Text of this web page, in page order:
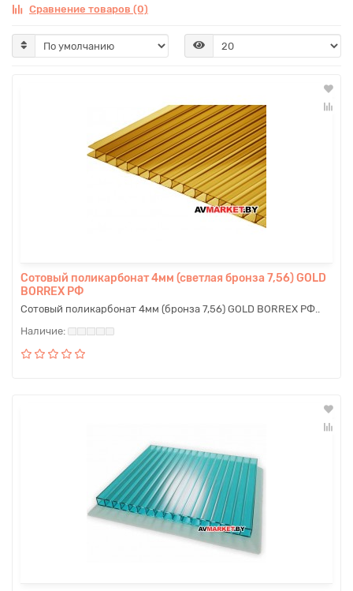
Сравнение товаров (0)
Сотовый поликарбонат 4мм (светлая бронза 7,56) GOLD
BORREX РФ
Сотовый поликарбонат 4мм (бронза 7,56) GOLD BORREX РФ..